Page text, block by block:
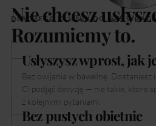
DLACZEGO KLIENCI DO NAS
Nie chcesz
Rozumiemy to.
Usłyszysz wprost, jak
Bez owijania w bawełnę.
Ci podjąć decyzję — nie takie, które
z kolejnymi pytaniami.
Bez pustych obietnic